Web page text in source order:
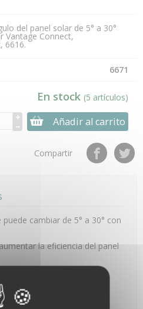
del panel solar de 5° a 30°
Vantage Connect,
6616.
6671
En stock (5 artículos)
Añadir al carrito
Compartir
cambiar de 5° a 30° con
la eficiencia del panel
de montaje (ver
con :